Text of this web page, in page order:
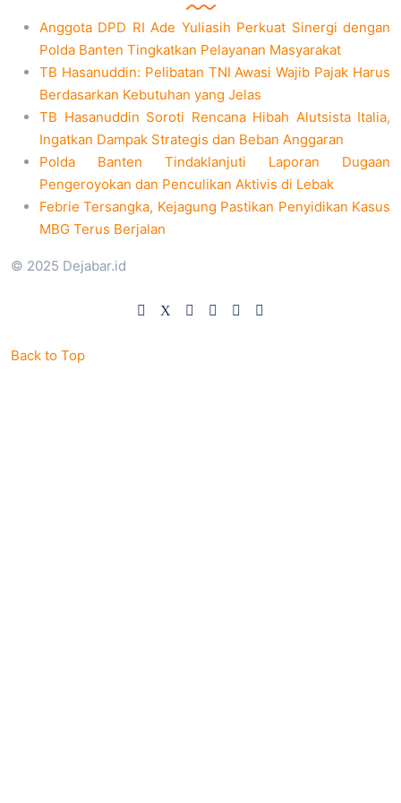
Anggota DPD RI Ade Yuliasih Perkuat Sinergi dengan
Polda Banten Tingkatkan Pelayanan Masyarakat
TB Hasanuddin: Pelibatan TNI Awasi Wajib Pajak Harus
Berdasarkan Kebutuhan yang Jelas
TB Hasanuddin Soroti Rencana Hibah Alutsista Italia,
Ingatkan Dampak Strategis dan Beban Anggaran
Polda Banten Tindaklanjuti Laporan Dugaan
Pengeroyokan dan Penculikan Aktivis di Lebak
Febrie Tersangka, Kejagung Pastikan Penyidikan Kasus
MBG Terus Berjalan
© 2025 Dejabar.id
Back to Top